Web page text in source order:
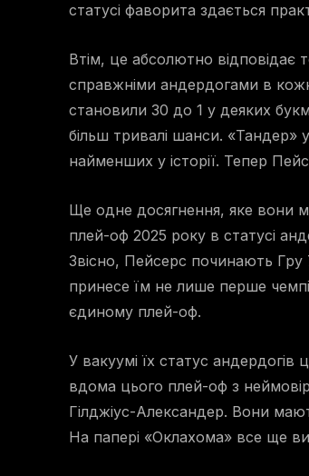
статусі фаворита здається
Втім, це абсолютно
справжніми андердогами в
становили 30 до 1 у деяких
більш тривалі шанси. «Тандер»
найменших у історії. Тепер
Ще одне досягнення, яке вони
плей-оф 2025 року в статусі
Звісно, Пейсерс починають Гру
принесе їм не лише перше
єдиному плей-оф.
У вакуумі їх статус
вдома цього плей-оф з
Гілджіус-Александер. Вони
На папері «Оклахома» все ще